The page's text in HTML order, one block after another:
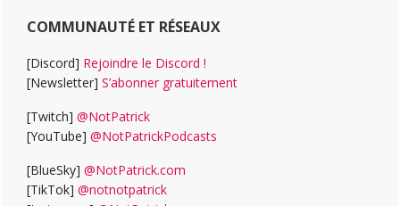
COMMUNAUTÉ ET RÉSEAUX
[Discord] Rejoindre le Discord !
[Newsletter] S’abonner gratuitement
[Twitch] @NotPatrick
[YouTube] @NotPatrickPodcasts
[BlueSky] @NotPatrick.com
[TikTok] @notnotpatrick